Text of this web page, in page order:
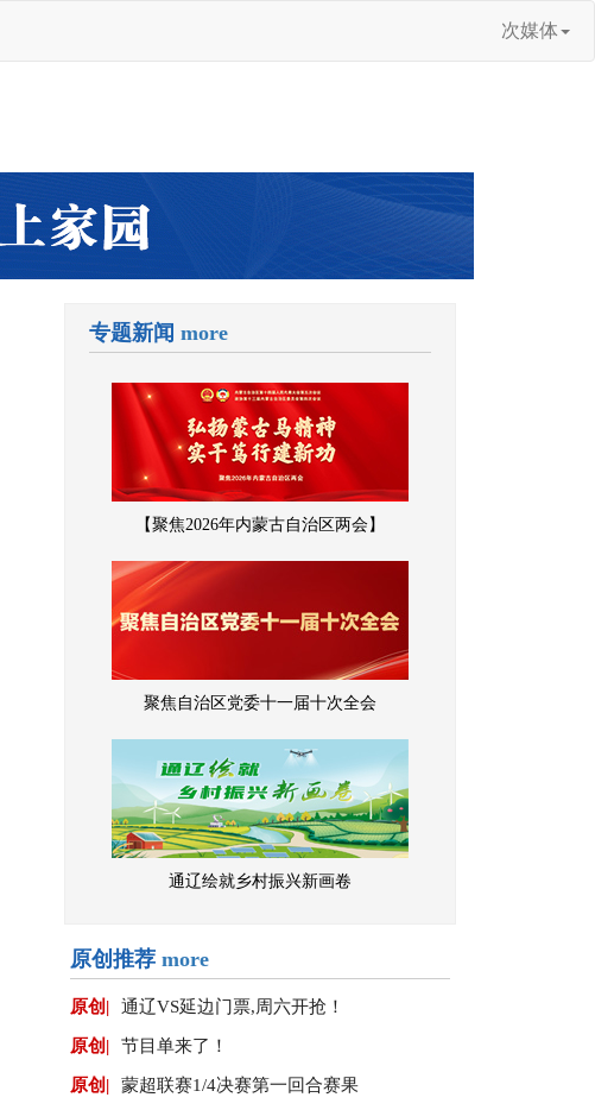
次媒体
专题新闻 more
【聚焦2026年内蒙古自治区两会】
聚焦自治区党委十一届十次全会
通辽绘就乡村振兴新画卷
原创推荐 more
原创| 通辽VS延边门票,周六开抢！
原创| 节目单来了！
原创| 蒙超联赛1/4决赛第一回合赛果